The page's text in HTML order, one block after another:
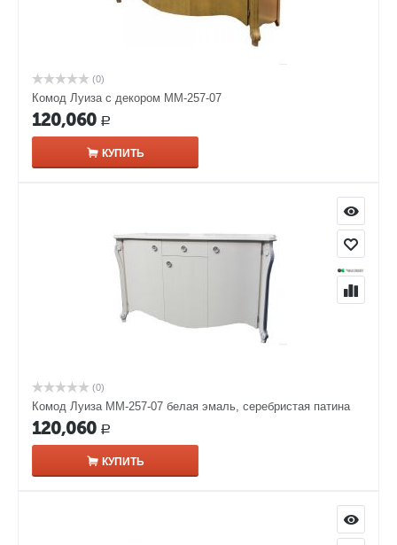
(0)
Комод Луиза с декором ММ-257-07
120,060 Р
КУПИТЬ
(0)
Комод Луиза ММ-257-07 белая эмаль, серебристая патина
120,060 Р
КУПИТЬ